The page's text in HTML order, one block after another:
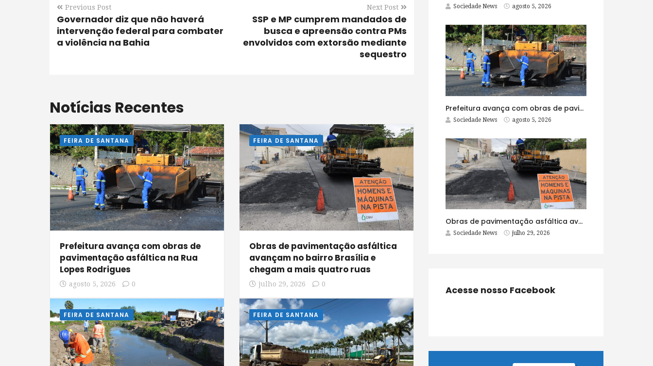
Previous Post
Governador diz que não haverá
intervenção federal para combater
a violência na Bahia
Next Post
SSP e MP cumprem mandados de
busca e apreensão contra PMs
envolvidos com extorsão mediante
sequestro
Notícias Recentes
FEIRA DE SANTANA
Prefeitura avança com obras de
pavimentação asfáltica na Rua
Lopes Rodrigues
agosto 5, 2026 0
FEIRA DE SANTANA
Obras de pavimentação asfáltica
avançam no bairro Brasília e
chegam a mais quatro ruas
julho 29, 2026 0
FEIRA DE SANTANA FEIRA DE SANTANA
Sociedade News agosto 5, 2026
Prefeitura avança com obras de pavimentação asfáltica na Rua Lopes Rodrigues
Sociedade News agosto 5, 2026
Obras de pavimentação asfáltica avançam no bairro Brasília e chegam a mais quatro ruas
Sociedade News julho 29, 2026
Acesse nosso Facebook